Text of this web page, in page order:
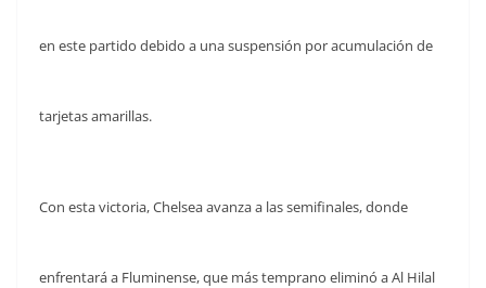
en este partido debido a una suspensión por acumulación de
tarjetas amarillas.
Con esta victoria, Chelsea avanza a las semifinales, donde
enfrentará a Fluminense, que más temprano eliminó a Al Hilal